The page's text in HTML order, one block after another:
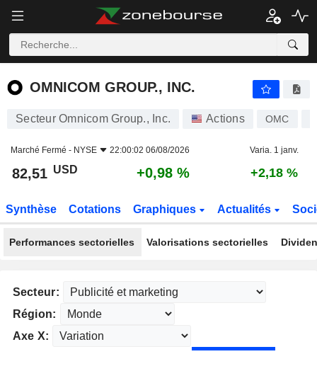
OMNICOM GROUP., INC.
OMNICOM GROUP., INC.
Secteur Omnicom Group., Inc. Actions OMC
Marché Fermé - NYSE 22:00:02 06/08/2026 Varia. 1 janv.
82,51 USD +0,98 % +2,18 %
Synthèse Cotations Graphiques Actualités
Performances sectorielles Valorisations sectorielles
Secteur:
Région:
Axe X: